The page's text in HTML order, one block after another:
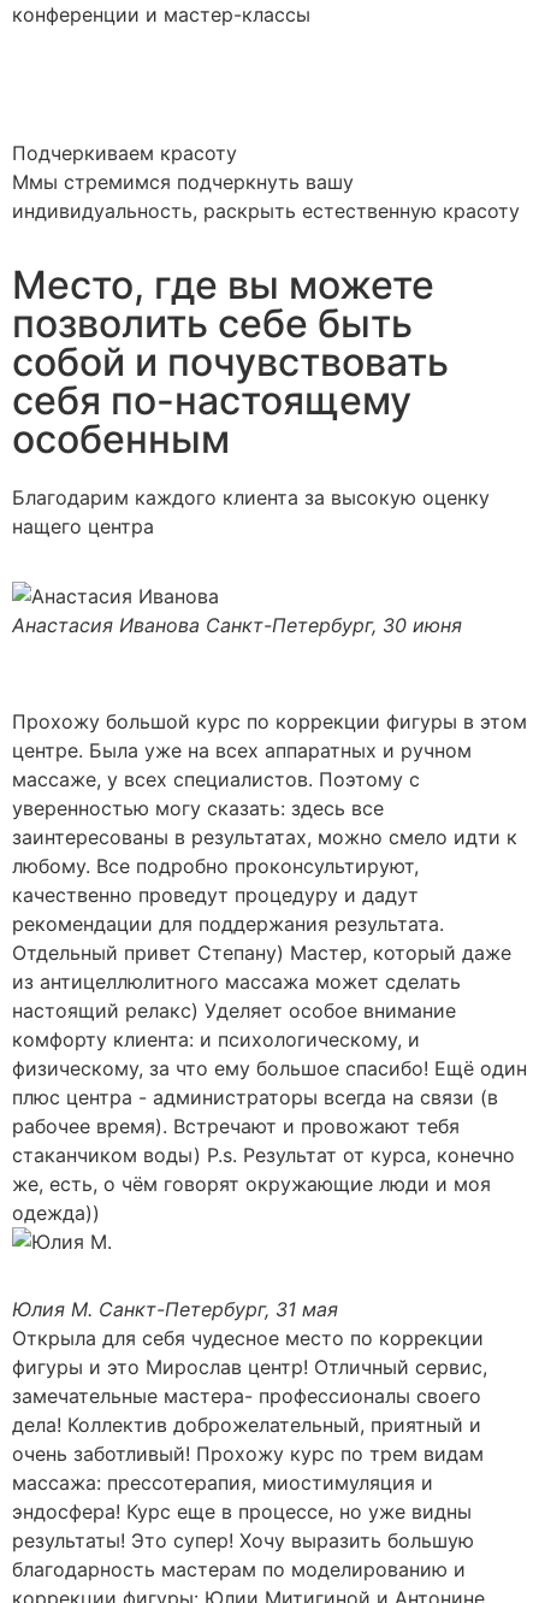
конференции и мастер-классы
Подчеркиваем красоту
Ммы стремимся подчеркнуть вашу
индивидуальность, раскрыть естественную красоту
Место, где вы можете
позволить себе быть
собой и почувствовать
себя по-настоящему
особенным
Благодарим каждого клиента за высокую оценку
нащего центра
Анастасия Иванова Санкт-Петербург, 30 июня
Прохожу большой курс по коррекции фигуры в этом
центре. Была уже на всех аппаратных и ручном
массаже, у всех специалистов. Поэтому с
уверенностью могу сказать: здесь все
заинтересованы в результатах, можно смело идти к
любому. Все подробно проконсультируют,
качественно проведут процедуру и дадут
рекомендации для поддержания результата.
Отдельный привет Степану) Мастер, который даже
из антицеллюлитного массажа может сделать
настоящий релакс) Уделяет особое внимание
комфорту клиента: и психологическому, и
физическому, за что ему большое спасибо! Ещё один
плюс центра - администраторы всегда на связи (в
рабочее время). Встречают и провожают тебя
стаканчиком воды) P.s. Результат от курса, конечно
же, есть, о чём говорят окружающие люди и моя
одежда))
Юлия М. Санкт-Петербург, 31 мая
Открыла для себя чудесное место по коррекции
фигуры и это Мирослав центр! Отличный сервис,
замечательные мастера- профессионалы своего
дела! Коллектив доброжелательный, приятный и
очень заботливый! Прохожу курс по трем видам
массажа: прессотерапия, миостимуляция и
эндосфера! Курс еще в процессе, но уже видны
результаты! Это супер! Хочу выразить большую
благодарность мастерам по моделированию и